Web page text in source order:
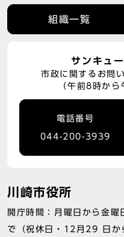
組織一覧
サンキュ
市政に関するお問
（午前8時か
電話番号
044-200-3939
川崎市役所
開庁時間：月曜日から金
で（祝休日・12月29 日か